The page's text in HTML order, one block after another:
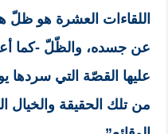
اللقاءات العشرة هو ظلّ
عن جسده، والظّلّ -كما
عليها القصّة التي سردها
من تلك الحقيقة والخيال